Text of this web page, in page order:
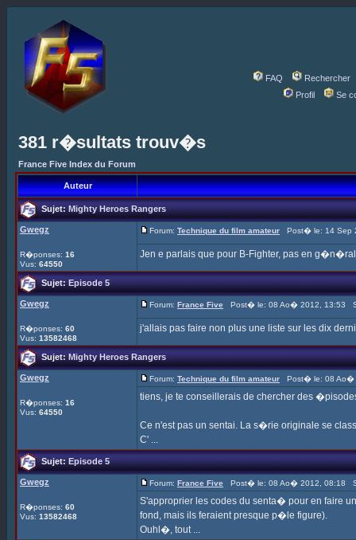
FAQ
Rechercher
Profil
Se
381 r�sultats trouv�s
France Five Index du Forum
Auteur
Sujet:Mighty Heroes Rangers
Gwegz
R�ponses: 16
Vus: 64550
Forum: Technique du film amateur Post� le: 14 Sep
Jen e parlais que pour B-Fighter, pas en
Sujet:Episode 5
Gwegz
R�ponses: 60
Vus: 13582468
Forum: France Five Post� le: 08 Ao� 2012, 13:53
j'allais pas faire non plus une liste sur les dix
Sujet:Mighty Heroes Rangers
Gwegz
R�ponses: 16
Vus: 64550
Forum: Technique du film amateur Post� le: 08
tiens, je te conseillerais de chercher des
Ce n'est pas un sentai. La s�rie originale se
C' ...
Sujet:Episode 5
Gwegz
R�ponses: 60
Vus: 13582468
Forum: France Five Post� le: 08 Ao� 2012, 08:18
S'approprier les codes du senta� pour en faire
fond, mais ils feraient presque p�le figure).
Ouhl�, tout ...